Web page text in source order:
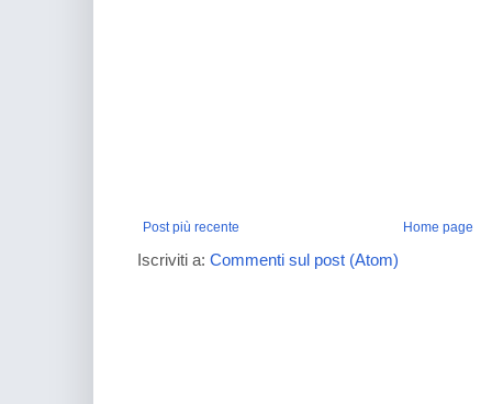
Post più recente Home page
Iscriviti a: Commenti sul post (Atom)